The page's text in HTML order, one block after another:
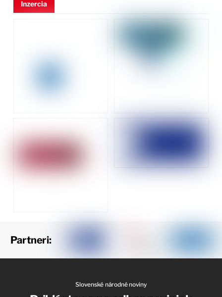
Inzercia
Partneri:
Slovenské národné noviny